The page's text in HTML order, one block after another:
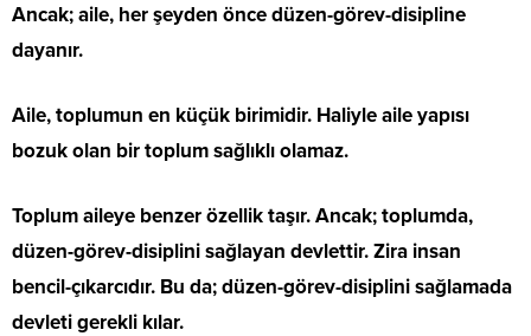
Ancak; aile, her şeyden önce düzen-görev-disipline
dayanır.
Aile, toplumun en küçük birimidir. Haliyle aile yapısı
bozuk olan bir toplum sağlıklı olamaz.
Toplum aileye benzer özellik taşır. Ancak; toplumda,
düzen-görev-disiplini sağlayan devlettir. Zira insan
bencil-çıkarcıdır. Bu da; düzen-görev-disiplini sağlamada
devleti gerekli kılar.